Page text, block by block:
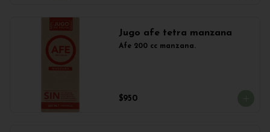
Jugo afe tetra manzana
Afe 200 cc manzana.
$950